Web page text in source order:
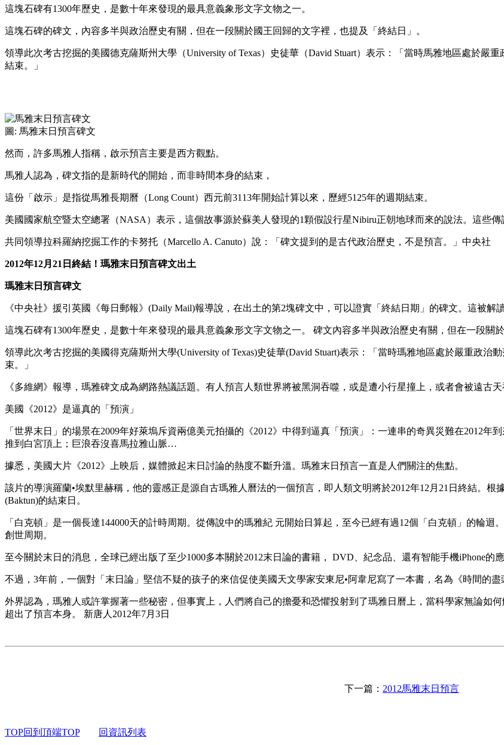
這塊石碑有1300年歷史，是數十年來發現的最具意義象形文字文物之一。
這塊石碑的碑文，內容多半與政治歷史有關，但在一段關於國王回歸的文字裡，也提及「終結日」。
領導此次考古挖掘的美國德克薩斯州大學（University of Texas）史徒華（David Stuart）表示：「當時馬雅地區處於嚴
結束。」
圖: 馬雅末日預言碑文
然而，許多馬雅人指稱，啟示預言主要是西方觀點。
馬雅人認為，碑文指的是新時代的開始，而非時間本身的結束，
這份「啟示」是指從馬雅長期曆（Long Count）西元前3113年開始計算以來，歷經5125年的週期結束。
美國國家航空暨太空總署（NASA）表示，這個故事源於蘇美人發現的1顆假設行星Nibiru正朝地球而來的說法。這些傳
共同領導拉科羅納挖掘工作的卡努托（Marcello A. Canuto）說：「碑文提到的是古代政治歷史，不是預言。」中央社
2012年12月21日終結！瑪雅末日預言碑文出土
瑪雅末日預言碑文
《中央社》援引英國《每日郵報》(Daily Mail)報導說，在出土的第2塊碑文中，可以證實「終結日期」的碑文。這被解
這塊石碑有1300年歷史，是數十年來發現的最具意義象形文字文物之一。 碑文內容多半與政治歷史有關，但在一段關
領導此次考古挖掘的美國得克薩斯州大學(University of Texas)史徒華(David Stuart)表示：「當時瑪雅地區處於嚴重政
束。」
《多維網》報導，瑪雅碑文成為網路熱議話題。有人預言人類世界將被黑洞吞噬，或是遭小行星撞上，或者會被遠古天
美國《2012》是逼真的「預演」
「世界末日」的場景在2009年好萊塢斥資兩億美元拍攝的《2012》中得到逼真「預演」：一連串的奇異災難在2012
推到白宮頂上；巨浪吞沒喜馬拉雅山脈…
據悉，美國大片《2012》上映后，媒體掀起末日討論的熱度不斷升溫。瑪雅末日預言一直是人們關注的焦點。
該片的導演羅蘭•埃默里赫稱，他的靈感正是源自古瑪雅人曆法的一個預言，即人類文明將於2012年12月21日終結。根
(Baktun)的結束日。
「白克頓」是一個長達144000天的計時周期。從傳說中的瑪雅紀 元開始日算起，至今已經有過12個「白克頓」的輪迴
創世周期。
至今關於末日的消息，全球已經出版了至少1000多本關於2012末日論的書籍， DVD、紀念品、還有智能手機iPhone的
不過，3年前，一個對「末日論」堅信不疑的孩子的來信促使美國天文學家安東尼•阿韋尼寫了一本書，名為《時間的盡
外界認為，瑪雅人或許掌握著一些秘密，但事實上，人們將自己的擔憂和恐懼投射到了瑪雅日曆上，當科學家無論如
超出了預言本身。 新唐人2012年7月3日
下一篇： 2012馬雅末日預言
TOP回到頂端TOP 回資訊列表